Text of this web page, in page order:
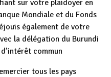
sur votre plaidoyer en
Mondiale et du Fonds
également de votre
la délégation du Burundi
commun
tous les pays